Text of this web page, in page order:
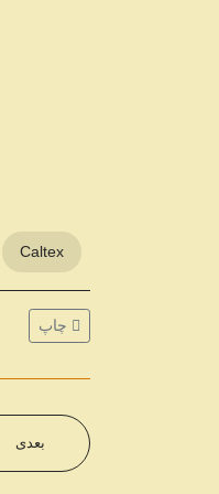
Caltex
چاپ
بعدی